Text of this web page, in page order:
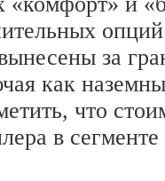
за
как
что
в